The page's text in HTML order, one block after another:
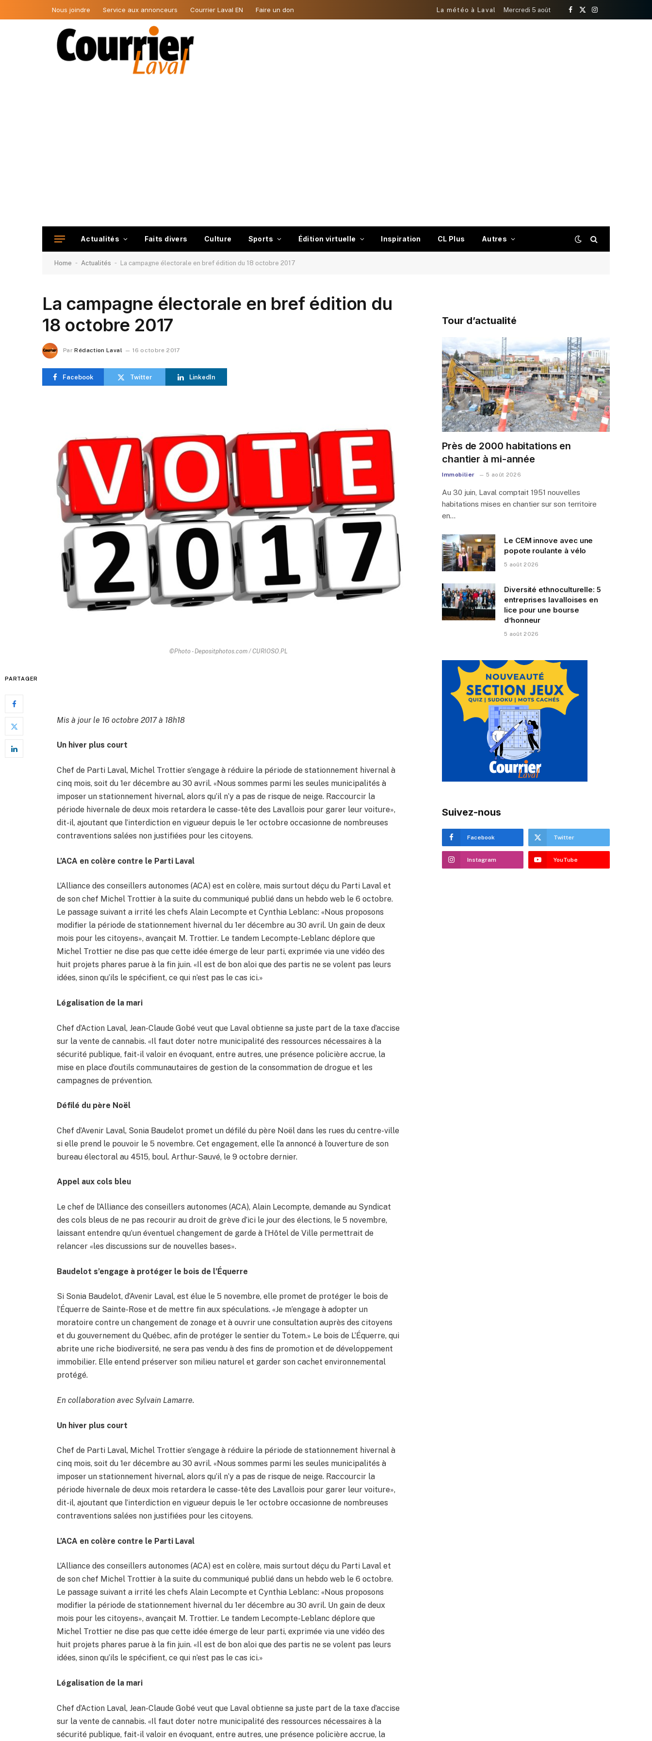
Nous joindre Service aux annonceurs Courrier Laval EN Faire un don La météo à Laval Mercredi 5 août
Facebook
X
Instagram
Actualités Faits divers Culture Sports Édition virtuelle Inspiration CL Plus Autres
Home - Actualités - La campagne électorale en bref édition du 18 octobre 2017
La campagne électorale en bref édition du
18 octobre 2017
Par Rédaction Laval 16 octobre 2017
Facebook Twitter LinkedIn
©Photo - Depositphotos.com / CURIOSO.PL
PARTAGER
Mis à jour le 16 octobre 2017 à 18h18
Un hiver plus court
Chef de Parti Laval, Michel Trottier s’engage à réduire la période de stationnement hivernal à
cinq mois, soit du 1er décembre au 30 avril. «Nous sommes parmi les seules municipalités à
imposer un stationnement hivernal, alors qu’il n’y a pas de risque de neige. Raccourcir la
période hivernale de deux mois retardera le casse-tête des Lavallois pour garer leur voiture»,
dit-il, ajoutant que l’interdiction en vigueur depuis le 1er octobre occasionne de nombreuses
contraventions salées non justifiées pour les citoyens.
L’ACA en colère contre le Parti Laval
L’Alliance des conseillers autonomes (ACA) est en colère, mais surtout déçu du Parti Laval et
de son chef Michel Trottier à la suite du communiqué publié dans un hebdo web le 6 octobre.
Le passage suivant a irrité les chefs Alain Lecompte et Cynthia Leblanc: «Nous proposons
modifier la période de stationnement hivernal du 1er décembre au 30 avril. Un gain de deux
mois pour les citoyens», avançait M. Trottier. Le tandem Lecompte-Leblanc déplore que
Michel Trottier ne dise pas que cette idée émerge de leur parti, exprimée via une vidéo des
huit projets phares parue à la fin juin. «Il est de bon aloi que des partis ne se volent pas leurs
idées, sinon qu’ils le spécifient, ce qui n’est pas le cas ici.»
Légalisation de la mari
Chef d’Action Laval, Jean-Claude Gobé veut que Laval obtienne sa juste part de la taxe d’accise
sur la vente de cannabis. «Il faut doter notre municipalité des ressources nécessaires à la
sécurité publique, fait-il valoir en évoquant, entre autres, une présence policière accrue, la
mise en place d’outils communautaires de gestion de la consommation de drogue et les
campagnes de prévention.
Défilé du père Noël
Chef d’Avenir Laval, Sonia Baudelot promet un défilé du père Noël dans les rues du centre-ville
si elle prend le pouvoir le 5 novembre. Cet engagement, elle l’a annoncé à l’ouverture de son
bureau électoral au 4515, boul. Arthur-Sauvé, le 9 octobre dernier.
Appel aux cols bleu
Le chef de l’Alliance des conseillers autonomes (ACA), Alain Lecompte, demande au Syndicat
des cols bleus de ne pas recourir au droit de grève d’ici le jour des élections, le 5 novembre,
laissant entendre qu’un éventuel changement de garde à l’Hôtel de Ville permettrait de
relancer «les discussions sur de nouvelles bases».
Baudelot s’engage à protéger le bois de l’Équerre
Si Sonia Baudelot, d’Avenir Laval, est élue le 5 novembre, elle promet de protéger le bois de
l’Équerre de Sainte-Rose et de mettre fin aux spéculations. «Je m’engage à adopter un
moratoire contre un changement de zonage et à ouvrir une consultation auprès des citoyens
et du gouvernement du Québec, afin de protéger le sentier du Totem.» Le bois de L’Équerre, qui
abrite une riche biodiversité, ne sera pas vendu à des fins de promotion et de développement
immobilier. Elle entend préserver son milieu naturel et garder son cachet environnemental
protégé.
En collaboration avec Sylvain Lamarre.
Un hiver plus court
Chef de Parti Laval, Michel Trottier s’engage à réduire la période de stationnement hivernal à
cinq mois, soit du 1er décembre au 30 avril. «Nous sommes parmi les seules municipalités à
imposer un stationnement hivernal, alors qu’il n’y a pas de risque de neige. Raccourcir la
période hivernale de deux mois retardera le casse-tête des Lavallois pour garer leur voiture»,
dit-il, ajoutant que l’interdiction en vigueur depuis le 1er octobre occasionne de nombreuses
contraventions salées non justifiées pour les citoyens.
L’ACA en colère contre le Parti Laval
L’Alliance des conseillers autonomes (ACA) est en colère, mais surtout déçu du Parti Laval et
de son chef Michel Trottier à la suite du communiqué publié dans un hebdo web le 6 octobre.
Le passage suivant a irrité les chefs Alain Lecompte et Cynthia Leblanc: «Nous proposons
modifier la période de stationnement hivernal du 1er décembre au 30 avril. Un gain de deux
mois pour les citoyens», avançait M. Trottier. Le tandem Lecompte-Leblanc déplore que
Michel Trottier ne dise pas que cette idée émerge de leur parti, exprimée via une vidéo des
huit projets phares parue à la fin juin. «Il est de bon aloi que des partis ne se volent pas leurs
idées, sinon qu’ils le spécifient, ce qui n’est pas le cas ici.»
Légalisation de la mari
Chef d’Action Laval, Jean-Claude Gobé veut que Laval obtienne sa juste part de la taxe d’accise
sur la vente de cannabis. «Il faut doter notre municipalité des ressources nécessaires à la
sécurité publique, fait-il valoir en évoquant, entre autres, une présence policière accrue, la
Tour d’actualité
Près de 2000 habitations en
chantier à mi-année
Immobilier 5 août 2026
Au 30 juin, Laval comptait 1951 nouvelles
habitations mises en chantier sur son territoire
en…
Le CEM innove avec une
popote roulante à vélo
5 août 2026
Diversité ethnoculturelle: 5
entreprises lavalloises en
lice pour une bourse
d’honneur
5 août 2026
Suivez-nous
Facebook Twitter
Instagram YouTube